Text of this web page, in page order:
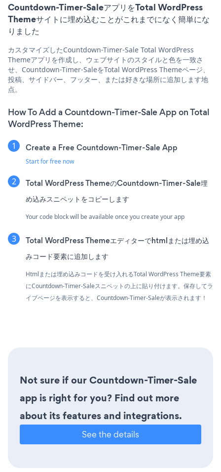
Countdown-Timer-SaleアプリをTotal WordPress
Themeサイトに埋め込むことがこれまでになく簡単にな
りました
カスタマイズしたCountdown-Timer-Sale Total WordPress
Themeアプリを作成し、ウェブサイトのスタイルと色を一致さ
せ、Countdown-Timer-SaleをTotal WordPress Themeページ、
投稿、サイドバー、フッター、または好きな場所に追加します地
点。
How To Add a Countdown-Timer-Sale App on Total
WordPress Theme:
Create a Free Countdown-Timer-Sale App
Start for free now
Total WordPress ThemeのCountdown-Timer-Sale埋
め込みスニペットをコピーします
Your code block will be available once you create your app
Total WordPress Themeエディターでhtmlまたは埋め込
みコード要素に追加します
Htmlまたは埋め込みコードを受け入れるTotal WordPress Theme要素
にCountdown-Timer-Saleスニペットの上に貼り付けます。保存してラ
イブページを表示すると、Countdown-Timer-Saleが表示されます！
Not sure if our Countdown-Timer-Sale
app is right for you? Find out more
about its features and integrations.
See the details